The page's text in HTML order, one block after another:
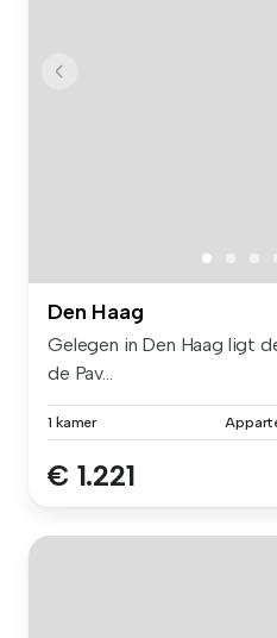
Den Haag
Gelegen in Den Haag ligt
de Pav...
1 kamer
€ 1.221